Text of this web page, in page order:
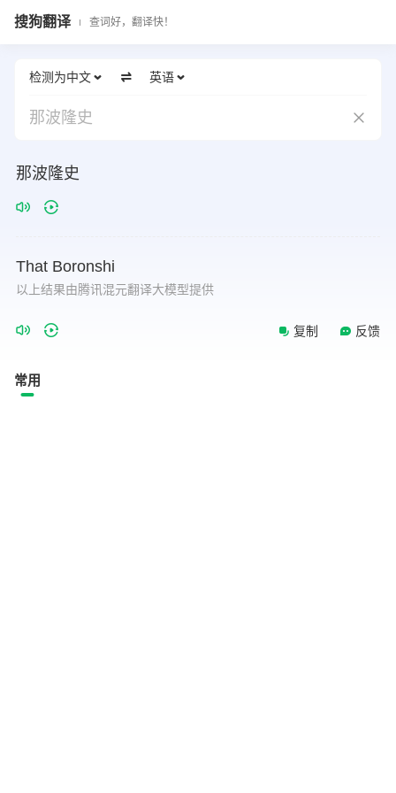
搜狗翻译 查词好，翻译快！
检测为中文 英语
那波隆史
那波隆史
That Boronshi
以上结果由腾讯混元翻译大模型提供
复制 反馈
常用